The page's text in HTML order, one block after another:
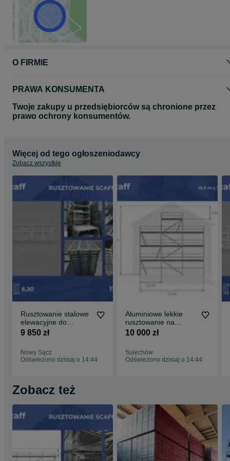
- płyty szalunkowe
- ogrodzenia budowlane
- akcesoria
Przedstawiona oferta cenowa ma charakter informacyjny i nie
Cywilnego.
O FIRMIE
PRAWA KONSUMENTA
Twoje zakupy u przedsiębiorców są chronione przez
prawo ochrony konsumentów.
Więcej od tego ogłoszeniodawcy
Zobacz wszystkie
Rusztowanie stalowe
elewacyjne do
ociepleń 6,3 m
Baumann
nowe/używane
9 850 zł
Nowy Sącz
Odświeżono dzisiaj o 14:44
Aluminiowe lekkie
rusztowanie na
ścianę szczytową
rusztowanie
10 000 zł
Sulechów
Odświeżono dzisiaj o 14:44
Zobacz też